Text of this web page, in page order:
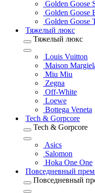
Golden Goose
Golden Goose
Golden Goose
Тяжелый люкс
Тяжелый люкс
Louis Vuitton
Maison
Miu Miu
Zegna
Off-White
Loewe
Bottega Veneta
Tech & Gorpcore
Tech & Gorpcore
Asics
Salomon
Hoka One One
Повседневный
Повседневный